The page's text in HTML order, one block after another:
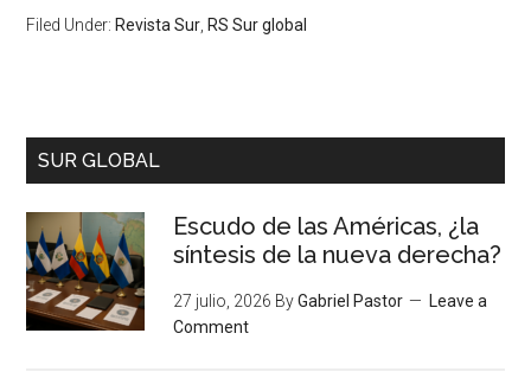
Filed Under: Revista Sur RS Sur global
SUR GLOBAL
Escudo de las Américas, ¿la
síntesis de la nueva derecha?
27 julio, 2026 ByGabriel Pastor
Leave a
Comment